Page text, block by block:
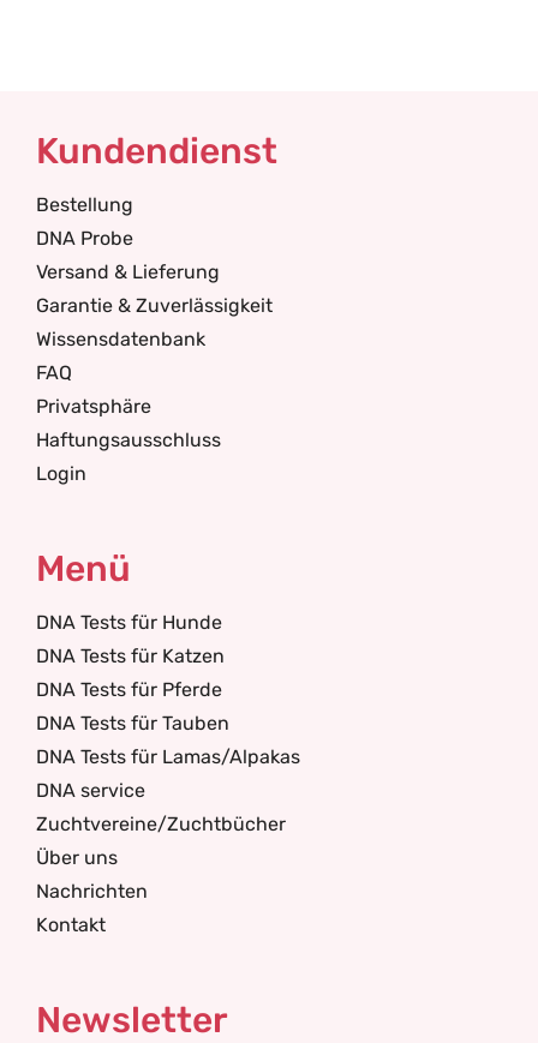
Kundendienst
Bestellung
DNA Probe
Versand & Lieferung
Garantie & Zuverlässigkeit
Wissensdatenbank
FAQ
Privatsphäre
Haftungsausschluss
Login
Menü
DNA Tests für Hunde
DNA Tests für Katzen
DNA Tests für Pferde
DNA Tests für Tauben
DNA Tests für Lamas/Alpakas
DNA service
Zuchtvereine/Zuchtbücher
Über uns
Nachrichten
Kontakt
Newsletter